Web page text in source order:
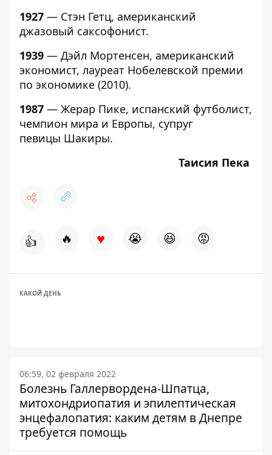
1927 — Стэн Гетц, американский
джазовый саксофонист.
1939 — Дэйл Мортенсен, американский
экономист, лауреат Нобелевской премии
по экономике (2010).
1987 — Жерар Пике, испанский футболист,
чемпион мира и Европы, супруг
певицы Шакиры.
Таисия Пека
👍 🔥 ♥ 😭 😆 😡
КАКОЙ ДЕНЬ
06:59, 02 февраля 2022
Болезнь Галлервордена-Шпатца,
митохондриопатия и эпилептическая
энцефалопатия: каким детям в Днепре
требуется помощь